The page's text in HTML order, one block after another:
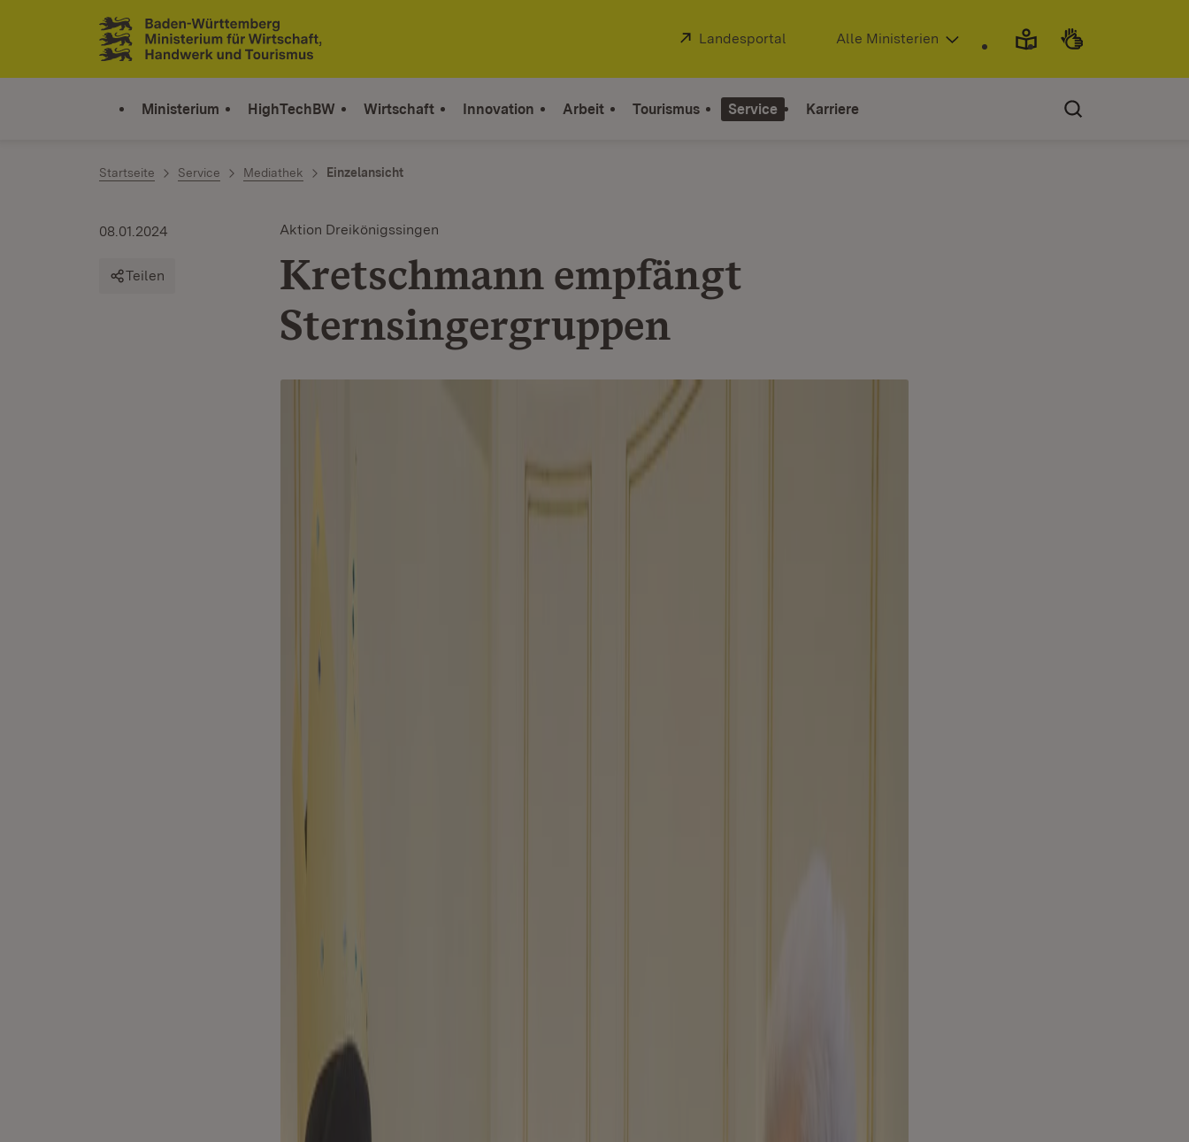
Zum Inhalt springen
Link zur Startseite
Extern:
Landesportal (Öffnet in neuem Fenster)
Alle Ministerien
Ministerium HighTechBW Wirtschaft Innovation Arbeit Tourismus Service Karriere
Startseite Service Mediathek Einzelansicht
Aktion Dreikönigssingen
Kretschmann empfängt
Sternsingergruppen
08.01.2024
Teilen